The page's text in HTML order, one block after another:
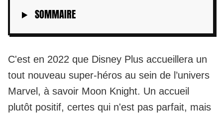
SOMMAIRE
C'est en 2022 que Disney Plus accueillera un
tout nouveau super-héros au sein de l’univers
Marvel, à savoir Moon Knight. Un accueil
plutôt positif, certes qui n'est pas parfait, mais